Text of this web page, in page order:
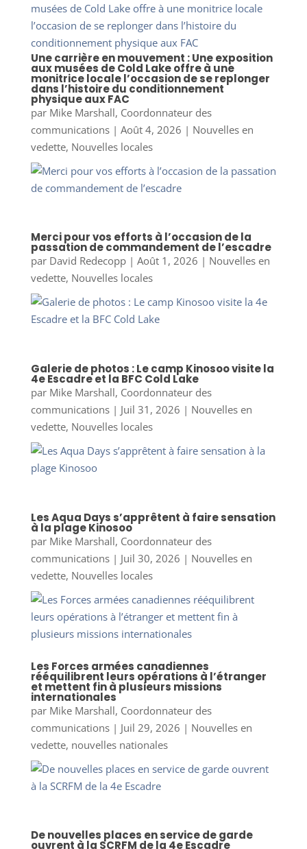
Une carrière en mouvement : Une exposition
aux musées de Cold Lake offre à une
monitrice locale l’occasion de se replonger
dans l’histoire du conditionnement
physique aux FAC
par Mike Marshall, Coordonnateur des
communications| Août 4, 2026 | Nouvelles en
vedette, Nouvelles locales
Merci pour vos efforts à l’occasion de la
passation de commandement de l’escadre
par David Redecopp| Août 1, 2026 | Nouvelles en
vedette, Nouvelles locales
Galerie de photos : Le camp Kinosoo visite la
4e Escadre et la BFC Cold Lake
par Mike Marshall, Coordonnateur des
communications| Juil 31, 2026 | Nouvelles en
vedette, Nouvelles locales
Les Aqua Days s’apprêtent à faire sensation
à la plage Kinosoo
par Mike Marshall, Coordonnateur des
communications| Juil 30, 2026 | Nouvelles en
vedette, Nouvelles locales
Les Forces armées canadiennes
rééquilibrent leurs opérations à l’étranger
et mettent fin à plusieurs missions
internationales
par Mike Marshall, Coordonnateur des
communications| Juil 29, 2026 | Nouvelles en
vedette, nouvelles nationales
De nouvelles places en service de garde
ouvrent à la SCRFM de la 4e Escadre